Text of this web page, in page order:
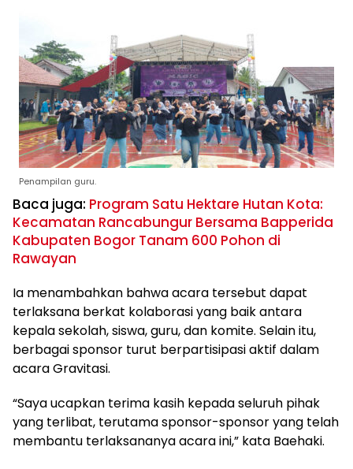
Penampilan guru.
Baca juga: Program Satu Hektare Hutan Kota:
Kecamatan Rancabungur Bersama Bapperida
Kabupaten Bogor Tanam 600 Pohon di
Rawayan
Ia menambahkan bahwa acara tersebut dapat
terlaksana berkat kolaborasi yang baik antara
kepala sekolah, siswa, guru, dan komite. Selain itu,
berbagai sponsor turut berpartisipasi aktif dalam
acara Gravitasi.
“Saya ucapkan terima kasih kepada seluruh pihak
yang terlibat, terutama sponsor-sponsor yang telah
membantu terlaksananya acara ini,” kata Baehaki.